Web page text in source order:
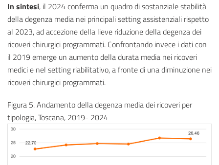
In sintesi, il 2024 conferma un quadro di sostanziale stabilità
della degenza media nei principali setting assistenziali rispetto
al 2023, ad accezione della lieve riduzione della degenza dei
ricoveri chirurgici programmati. Confrontando invece i dati con
il 2019 emerge un aumento della durata media nei ricoveri
medici e nel setting riabilitativo, a fronte di una diminuzione nei
ricoveri chirurgici programmati.
Figura 5. Andamento della degenza media dei ricoveri per
tipologia, Toscana, 2019- 2024